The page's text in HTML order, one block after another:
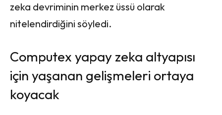
zeka devriminin merkez üssü olarak
nitelendirdiğini söyledi.
Computex yapay zeka altyapısı
için yaşanan gelişmeleri ortaya
koyacak